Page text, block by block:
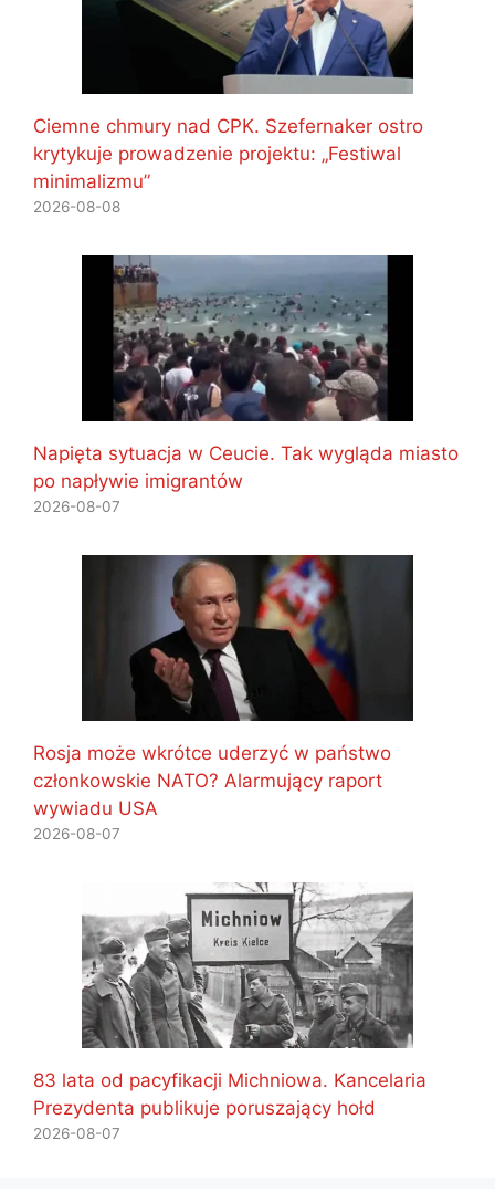
Ciemne chmury nad CPK. Szefernaker ostro
krytykuje prowadzenie projektu: „Festiwal
minimalizmu”
2026-08-08
Napięta sytuacja w Ceucie. Tak wygląda miasto
po napływie imigrantów
2026-08-07
Rosja może wkrótce uderzyć w państwo
członkowskie NATO? Alarmujący raport
wywiadu USA
2026-08-07
83 lata od pacyfikacji Michniowa. Kancelaria
Prezydenta publikuje poruszający hołd
2026-08-07